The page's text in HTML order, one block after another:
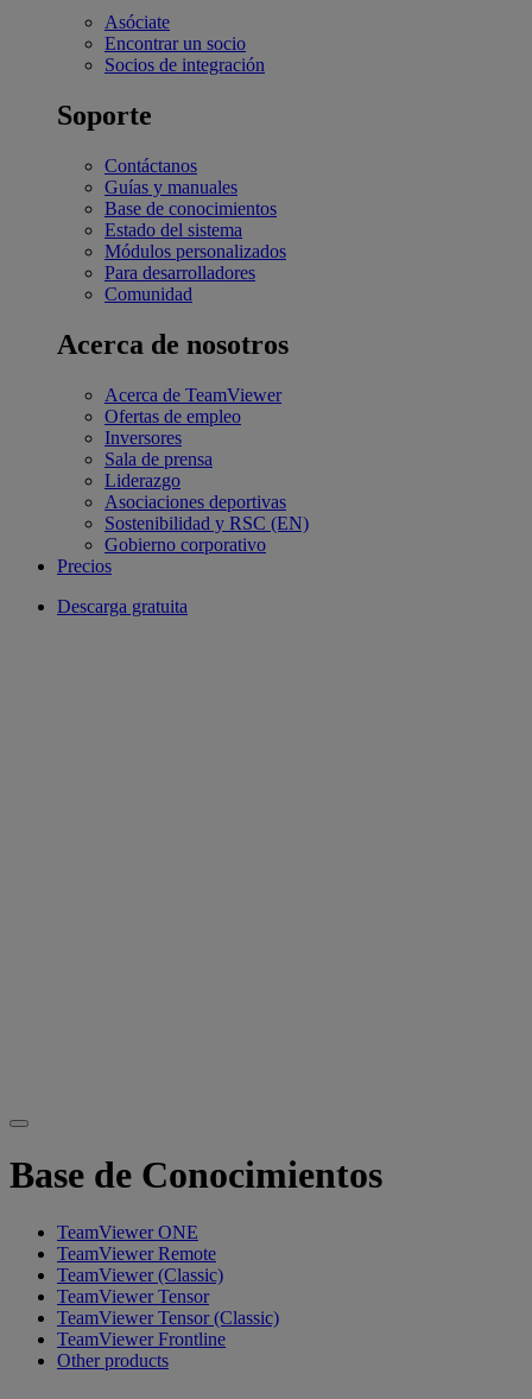
Asóciate
Encontrar un socio
Socios de integración
Soporte
Contáctanos
Guías y manuales
Base de conocimientos
Estado del sistema
Módulos personalizados
Para desarrolladores
Comunidad
Acerca de nosotros
Acerca de TeamViewer
Ofertas de empleo
Inversores
Sala de prensa
Liderazgo
Asociaciones deportivas
Sostenibilidad y RSC (EN)
Gobierno corporativo
Precios
Descarga gratuita
Base de Conocimientos
TeamViewer ONE
TeamViewer Remote
TeamViewer (Classic)
TeamViewer Tensor
TeamViewer Tensor (Classic)
TeamViewer Frontline
Other products